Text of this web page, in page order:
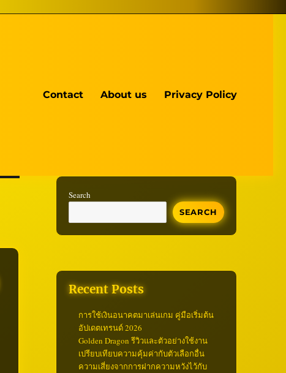
Contact About us Privacy Policy
Search
SEARCH
Recent Posts
การใช้เงินอนาคตมาเล่นเกม คู่มือเริ่มต้น
อัปเดตเทรนด์ 2026
Golden Dragon รีวิวและตัวอย่างใช้งาน
เปรียบเทียบความคุ้มค่ากับตัวเลือกอื่น
ความเสี่ยงจากการฝากความหวังไว้กับ